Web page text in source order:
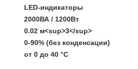
LED-индикаторы
2000ВА / 1200Вт
0.02 м<sup>3</sup>
0-90% (без конденсации)
от 0 до 40 °С